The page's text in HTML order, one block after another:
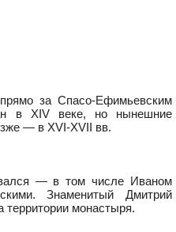
за Спасо-Ефимьевским
в XIV веке, но нынешние
— в XVI-XVII вв.
— в том числе Иваном
Знаменитый Дмитрий
территории монастыря.